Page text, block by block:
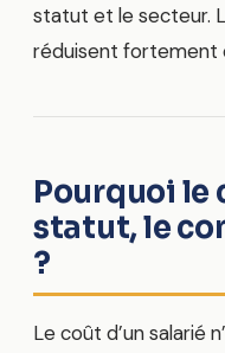
statut et le secteur.
réduisent fortement
Pourquoi le
statut, le
?
Le coût d’un salarié